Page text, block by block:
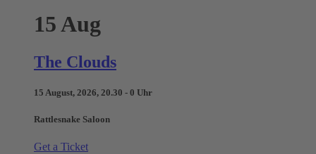
15 Aug
The Clouds
15 August, 2026, 20.30 - 0 Uhr
Rattlesnake Saloon
Get a Ticket